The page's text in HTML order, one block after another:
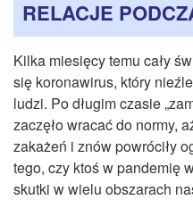
RELACJE
Kilka miesięcy temu cały
się koronawirus, który
ludzi. Po długim czasie
zaczęło wracać do normy,
zakażeń i znów powróciły
tego, czy ktoś w pandemię
skutki w wielu obszarach